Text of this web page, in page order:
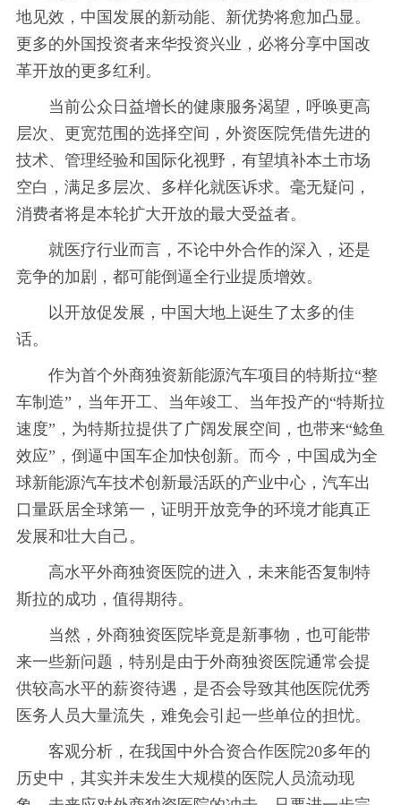
地见效，中国发展的新动能、新优势将愈加凸显。
更多的外国投资者来华投资兴业，必将分享中国改
革开放的更多红利。
当前公众日益增长的健康服务渴望，呼唤更高
层次、更宽范围的选择空间，外资医院凭借先进的
技术、管理经验和国际化视野，有望填补本土市场
空白，满足多层次、多样化就医诉求。毫无疑问，
消费者将是本轮扩大开放的最大受益者。
就医疗行业而言，不论中外合作的深入，还是
竞争的加剧，都可能倒逼全行业提质增效。
以开放促发展，中国大地上诞生了太多的佳
话。
作为首个外商独资新能源汽车项目的特斯拉“整
车制造”，当年开工、当年竣工、当年投产的“特斯拉
速度”，为特斯拉提供了广阔发展空间，也带来“鲶鱼
效应”，倒逼中国车企加快创新。而今，中国成为全
球新能源汽车技术创新最活跃的产业中心，汽车出
口量跃居全球第一，证明开放竞争的环境才能真正
发展和壮大自己。
高水平外商独资医院的进入，未来能否复制特
斯拉的成功，值得期待。
当然，外商独资医院毕竟是新事物，也可能带
来一些新问题，特别是由于外商独资医院通常会提
供较高水平的薪资待遇，是否会导致其他医院优秀
医务人员大量流失，难免会引起一些单位的担忧。
客观分析，在我国中外合资合作医院20多年的
历史中，其实并未发生大规模的医院人员流动现